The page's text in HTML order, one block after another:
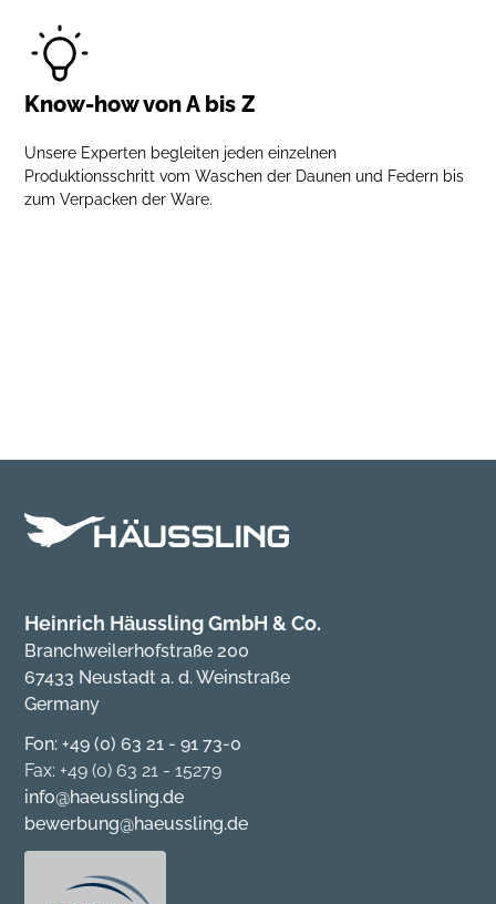
Know-how von A bis Z
Unsere Experten begleiten jeden einzelnen
Produktionsschritt vom Waschen der Daunen und Federn bis
zum Verpacken der Ware.
Heinrich Häussling GmbH & Co.
Branchweilerhofstraße 200
67433 Neustadt a. d. Weinstraße
Germany
Fon: +49 (0) 63 21 - 91 73-0
Fax: +49 (0) 63 21 - 15279
info@haeussling.de
bewerbung@haeussling.de